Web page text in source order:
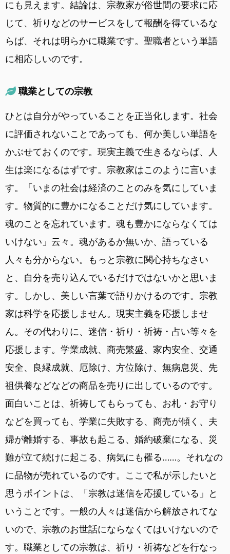
にも見えます。結論は、宗教家が俗世間の要求に応
じて、祈りなどのサービスをして報酬を得ているな
らば、それは明らかに職業です。聖職者という単語
に相応しいのです。
職業としての宗教
ひとは自分がやっていることを正当化します。社会
に評価されないことであっても、何か美しい単語を
かぶせておくのです。現実主義で生きるならば、人
生は楽になるはずです。宗教家はこのように言いま
す。「いまの社会は経済のことのみを気にしていま
す。物質的に豊かになることだけ気にしています。
魂のことを忘れています。魂も豊かにならなくては
いけない」云々。魂があるか無いか、語っている
人々も分からない。もっと宗教に関心持ちなさい
と、自分を売り込んでいるだけではないかと思いま
す。しかし、美しい言葉で語りかけるのです。宗教
家は科学を応援しません。現実主義を応援しませ
ん。その代わりに、迷信・祈り・祈祷・占い等々を
応援します。学業成就、商売繁盛、家内安全、交通
安全、良縁成就、厄除け、方位除け、無病息災、先
祖供養などなどの商品を売りに出しているのです。
面白いことは、祈祷してもらっても、お札・お守り
などを買っても、学業に失敗する、商売が傾く、夫
婦が離婚する、事故も起こる、婚約破棄になる、災
難が立て続けに起こる、病気にも罹る……。それなの
に品物が売れているのです。ここで私が示したいと
思うポイントは、「宗教は迷信を応援している」と
いうことです。一般の人々は迷信から解放されてな
いので、宗教のお世話にならなくてはいけないので
す。職業としての宗教は、祈り・祈祷などを行なっ